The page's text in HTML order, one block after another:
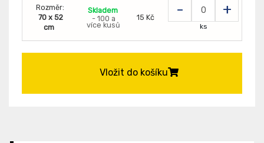
Rozměr:
70 x 52
cm
Skladem
- 100 a
více kusů
15 Kč - +
ks
Vložit do košíku